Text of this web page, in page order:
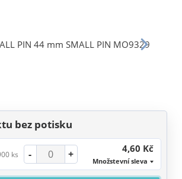
bez potisku
ks - + 4,60 Kč
Množstevní sleva